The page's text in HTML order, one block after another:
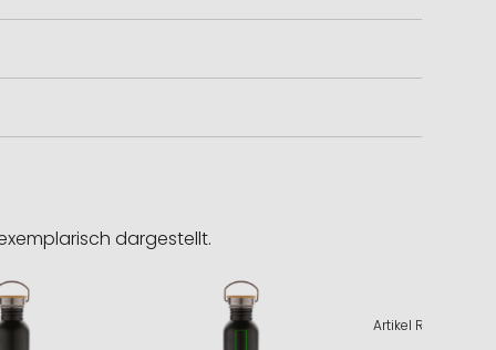
dargestellt.
Artikel Rückseite